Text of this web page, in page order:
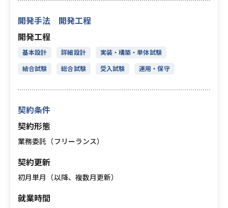
開発手法 開発工程
開発工程
基本設計 詳細設計
実装・構築・単体試験
結合試験
総合試験 受入試験 運用・保守
契約条件
契約形態
業務委託（フリーランス）
契約更新
初月単月（以降、複数月更新）
就業時間